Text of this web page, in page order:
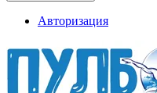
Авторизация